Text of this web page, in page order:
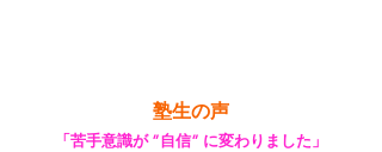
塾生の声
「苦手意識が ”自信” に変わりました」